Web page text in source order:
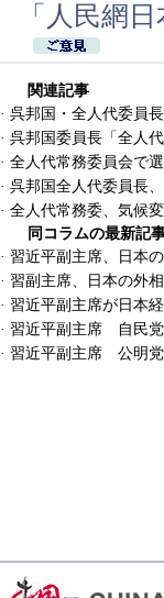
「人民網
関連記事
· 呉邦国・全人代委員
· 呉邦国委員長「全人
· 全人代常務委員会で
· 呉邦国全人代委員長
· 全人代常務委、気候
同コラムの最新記
· 習近平副主席、日本
· 習副主席、日本の外
· 習近平副主席が日本
· 習近平副主席 自民
· 習近平副主席 公明